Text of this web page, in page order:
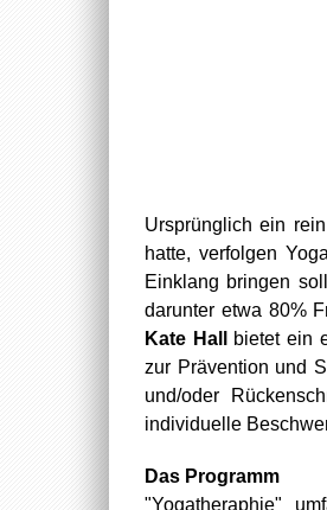
Ursprünglich ein
hatte, verfolgen
Einklang bringen
darunter etwa 80%
Kate Hall
bietet ein
zur Prävention und
und/oder
individuelle
Das Programm
"Yogatheraphie"